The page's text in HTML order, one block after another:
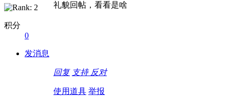
积分
0
发消息
礼貌回帖，看看是啥
回复 支持 反对
使用道具 举报